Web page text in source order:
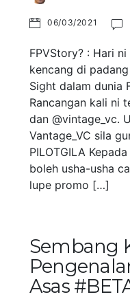
06/03/2021
FPVStory? : Hari
kencang di
Sight dalam dunia
Rancangan kali ni
dan @vintage_vc.
Vantage_VC sila
PILOTGILA
boleh usha-usha
lupe promo […]
Sembang
Asas